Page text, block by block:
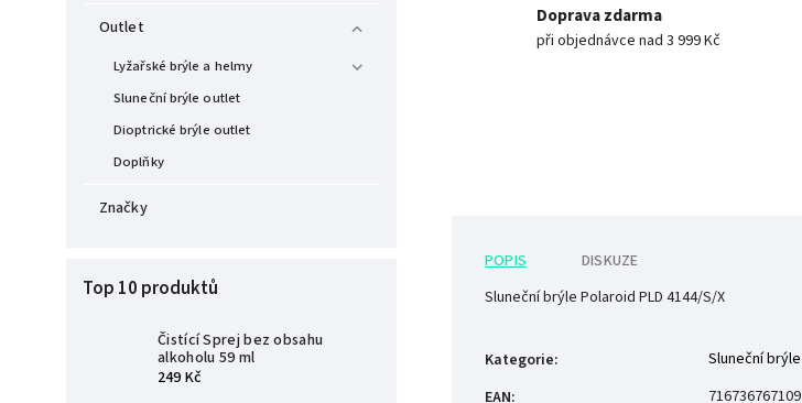
Outlet
Lyžařské brýle a helmy
Sluneční brýle outlet
Dioptrické brýle outlet
Doplňky
Značky
Top 10 produktů
Čistící Sprej bez obsahu
alkoholu 59 ml
249 Kč
Doprava zdarma
při objednávce nad 3 999 Kč
POPIS
DISKUZE
Sluneční brýle Polaroid PLD 4144/S/X
Kategorie:
Sluneční brýle
EAN:
716736767109